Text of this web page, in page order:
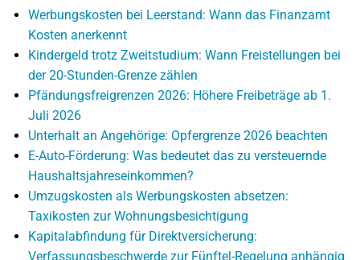
Werbungskosten bei Leerstand: Wann das Finanzamt
Kosten anerkennt
Kindergeld trotz Zweitstudium: Wann Freistellungen bei
der 20-Stunden-Grenze zählen
Pfändungsfreigrenzen 2026: Höhere Freibeträge ab 1.
Juli 2026
Unterhalt an Angehörige: Opfergrenze 2026 beachten
E-Auto-Förderung: Was bedeutet das zu versteuernde
Haushaltsjahreseinkommen?
Umzugskosten als Werbungskosten absetzen:
Taxikosten zur Wohnungsbesichtigung
Kapitalabfindung für Direktversicherung:
Verfassungsbeschwerde zur Fünftel-Regelung anhängig